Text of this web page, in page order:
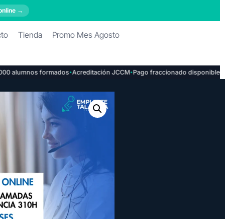
→
Tienda Promo Mes Agosto
formados·Acreditación JCCM·Pago fraccionado disponible